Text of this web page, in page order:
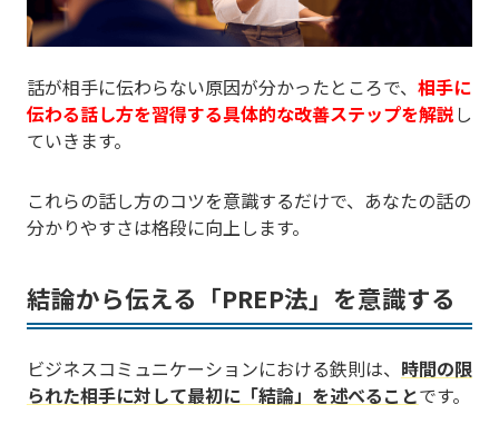
話が相手に伝わらない原因が分かったところで、 相手に
伝わる話し方を習得する具体的な改善ステップを解説し
ていきます。
これらの話し方のコツを意識するだけで、あなたの話の
分かりやすさは格段に向上します。
結論から伝える「PREP法」を意識する
ビジネスコミュニケーションにおける鉄則は、 時間の限
られた相手に対して最初に「結論」を述べることです。